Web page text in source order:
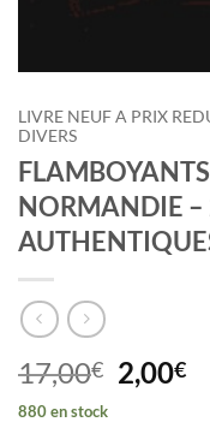
LIVRE NEUF A PRIX
DIVERS
NORMANDIE –
17,00€ Le
prix
2,00€Le
880 en stock